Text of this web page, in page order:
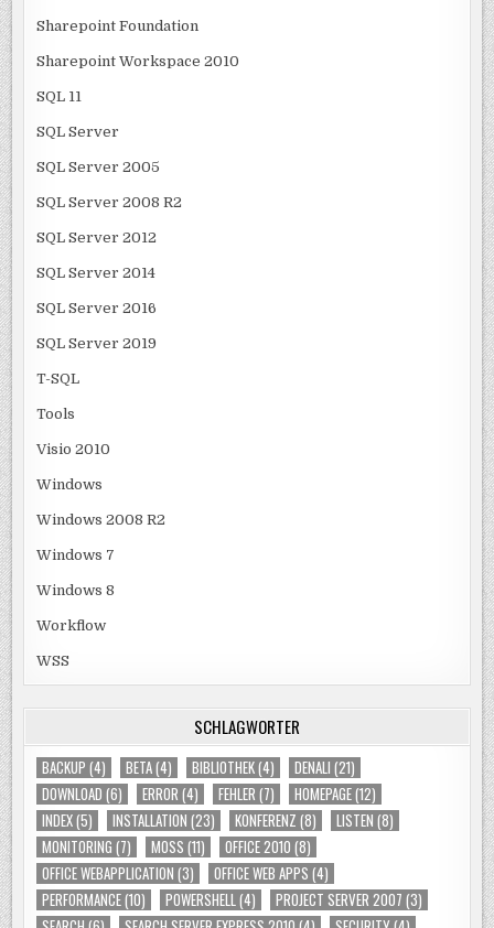
Sharepoint Foundation
Sharepoint Workspace 2010
SQL 11
SQL Server
SQL Server 2005
SQL Server 2008 R2
SQL Server 2012
SQL Server 2014
SQL Server 2016
SQL Server 2019
T-SQL
Tools
Visio 2010
Windows
Windows 2008 R2
Windows 7
Windows 8
Workflow
WSS
SCHLAGWÖRTER
BACKUP (4) BETA(4) BIBLIOTHEK(4) DENALI (21)
DOWNLOAD (6) ERROR (4) FEHLER (7) HOMEPAGE(12)
INDEX(5) INSTALLATION (23) KONFERENZ (8) LISTEN (8)
MONITORING (7) MOSS (11) OFFICE 2010 (8)
OFFICE WEBAPPLICATION (3) OFFICE WEB APPS (4)
PERFORMANCE(10) POWERSHELL (4) PROJECT SERVER 2007 (3)